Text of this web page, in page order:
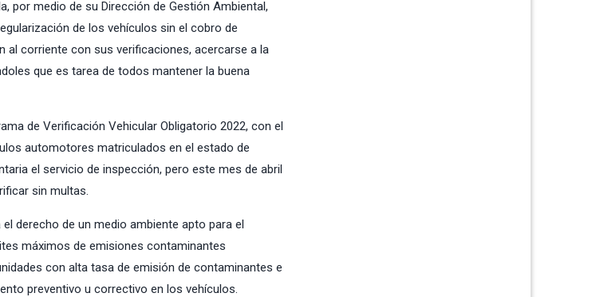
por medio de su Dirección de Gestión Ambiental,
de los vehículos sin el cobro de
corriente con sus verificaciones, acercarse a la
que es tarea de todos mantener la buena
de Verificación Vehicular Obligatorio 2022, con el
automotores matriculados en el estado de
el servicio de inspección, pero este mes de abril
sin multas.
derecho de un medio ambiente apto para el
máximos de emisiones contaminantes
con alta tasa de emisión de contaminantes e
preventivo u correctivo en los vehículos.